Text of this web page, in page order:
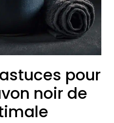
pour
noir de